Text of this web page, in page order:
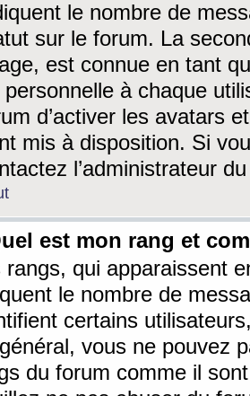
le nombre de
sur le forum. La
est connue en tant
personnelle à chaque
d’activer les avatars
mis à disposition. Si
l’administrateur
est mon rang et
rangs, qui apparaissent
le nombre de
certains
vous ne pouvez
du forum comme il